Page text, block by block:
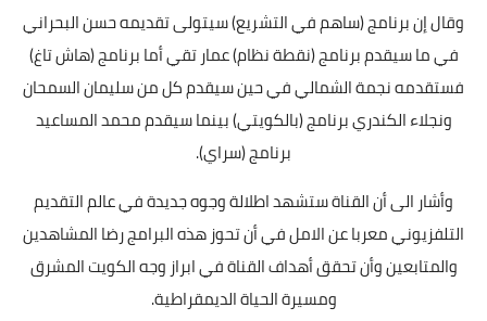
وقال إن برنامج (ساهم في التشريع) سيتولى تقديمه حسن البحراني
في ما سيقدم برنامج (نقطة نظام) عمار تقي أما برنامج (هاش تاغ)
فستقدمه نجمة الشمالي في حين سيقدم كل من سليمان السمحان
ونجلاء الكندري برنامج (بالكويتي) بينما سيقدم محمد المساعيد
برنامج (سراي).
وأشار الى أن القناة ستشهد اطلالة وجوه جديدة في عالم التقديم
التلفزيوني معربا عن الامل في أن تحوز هذه البرامج رضا المشاهدين
والمتابعين وأن تحقق أهداف القناة في ابراز وجه الكويت المشرق
ومسيرة الحياة الديمقراطية.